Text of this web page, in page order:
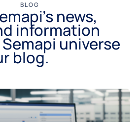
BLOG
news,
information
universe
blog.